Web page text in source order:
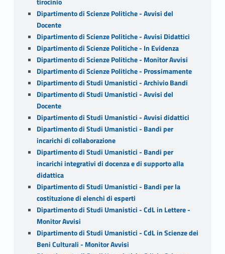
Dipartimento di Scienze Politiche - Avvisi del
Docente
Dipartimento di Scienze Politiche - Avvisi Didattici
Dipartimento di Scienze Politiche - In Evidenza
Dipartimento di Scienze Politiche - Monitor Avvisi
Dipartimento di Scienze Politiche - Prossimamente
Dipartimento di Studi Umanistici - Archivio Bandi
Dipartimento di Studi Umanistici - Avvisi del
Docente
Dipartimento di Studi Umanistici - Avvisi didattici
Dipartimento di Studi Umanistici - Bandi per
incarichi di collaborazione
Dipartimento di Studi Umanistici - Bandi per
incarichi integrativi di docenza e di supporto alla
didattica
Dipartimento di Studi Umanistici - Bandi per la
costituzione di elenchi di esperti
Dipartimento di Studi Umanistici - CdL in Lettere -
Monitor Avvisi
Dipartimento di Studi Umanistici - CdL in Scienze dei
Beni Culturali - Monitor Avvisi